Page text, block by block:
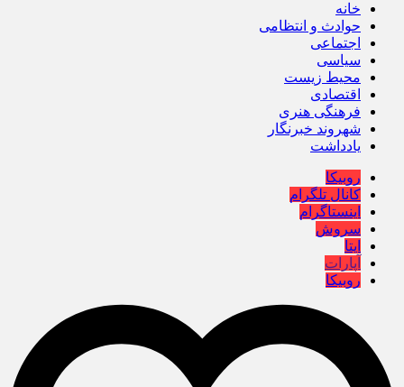
خانه
حوادث و انتظامی
اجتماعی
سیاسی
محیط زیست
اقتصادی
فرهنگی هنری
شهروند خبرنگار
یادداشت
روبیکا
کانال تلگرام
اینستاگرام
سروش
ایتا
آپارات
روبیکا